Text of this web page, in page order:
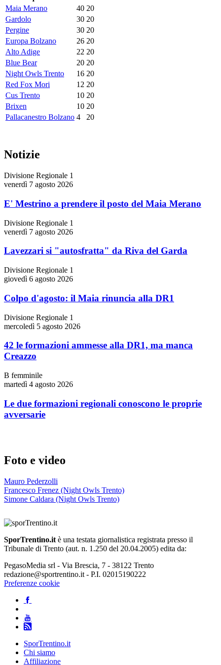
Maia Merano
40 20
Gardolo
30 20
Pergine
30 20
Europa Bolzano
26 20
Alto Adige
22 20
Blue Bear
20 20
Night Owls Trento
16 20
Red Fox Mori
12 20
Cus Trento
10 20
Brixen
10 20
Pallacanestro Bolzano 4 20
Notizie
Divisione Regionale 1
venerdì 7 agosto 2026
E' Mestrino a prendere il posto del Maia Merano
Divisione Regionale 1
venerdì 7 agosto 2026
Lavezzari si "autosfratta" da Riva del Garda
Divisione Regionale 1
giovedì 6 agosto 2026
Colpo d'agosto: il Maia rinuncia alla DR1
Divisione Regionale 1
mercoledì 5 agosto 2026
42 le formazioni ammesse alla DR1, ma manca
Creazzo
B femminile
martedì 4 agosto 2026
Le due formazioni regionali conoscono le proprie
avversarie
Foto e video
Mauro Pederzolli
Francesco Frenez (Night Owls Trento)
Simone Caldara (Night Owls Trento)
SporTrentino.it è una testata giornalistica registrata presso il
Tribunale di Trento (aut. n. 1.250 del 20.04.2005) edita da:
PegasoMedia srl - Via Brescia, 7 - 38122 Trento
redazione@sportrentino.it - P.I. 02015190222
Preferenze cookie
SporTrentino.it
Chi siamo
Affiliazione